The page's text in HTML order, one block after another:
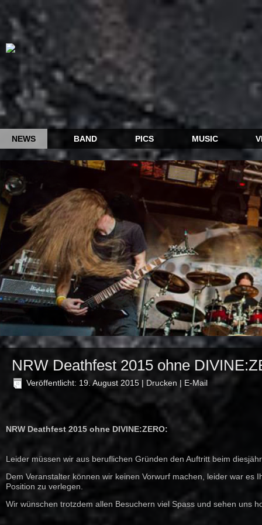
NEWS BAND PICS MUSIC
NRW Deathfest 2015 ohne
Veröffentlicht: 19. August 2015 | Drucken | E-Mail
NRW Deathfest 2015 ohne DIVINE:ZERO:
Leider müssen wir aus beruflichen Gründen den Auftritt beim
Dem Veranstalter können wir keinen Vorwurf machen, leider war es
Position zu verlegen.
Wir wünschen trotzdem allen Besuchern viel Spass und sehen uns